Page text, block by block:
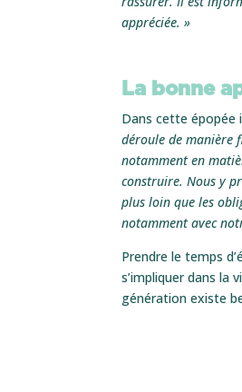
appréciée. »
La bonne
Dans cette épopée
déroule de manière
notamment en
construire. Nous y
plus loin que les
notamment avec
Prendre le temps
s’impliquer dans la
génération existe